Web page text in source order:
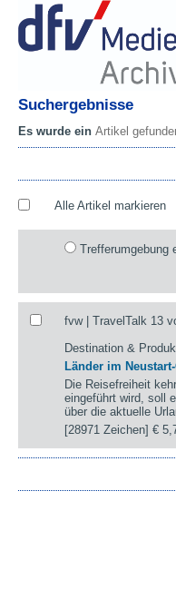
Suchergebnisse
Es wurde ein Artikel
Alle Artikel markieren
Trefferumgebung
fvw | TravelTalk 13
Destination &
Länder im
Die Reisefreiheit
eingeführt wird, soll
über die aktuelle
[28971 Zeichen]€